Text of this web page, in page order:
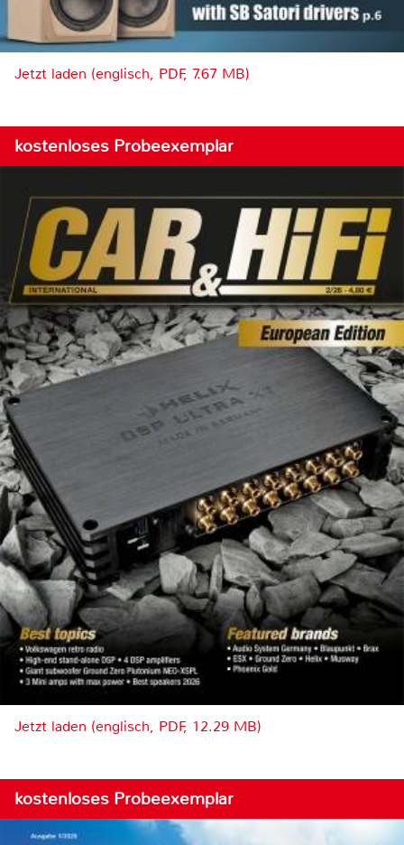
Jetzt laden (englisch, PDF, 7.67 MB)
kostenloses Probeexemplar
Jetzt laden (englisch, PDF, 12.29 MB)
kostenloses Probeexemplar